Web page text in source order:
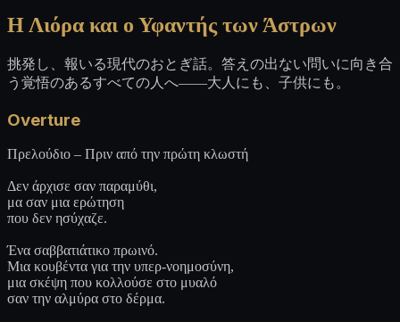
Η Λιόρα και ο Υφαντής των Άστρων
挑発し、報いる現代のおとぎ話。答えの出ない問いに向き合
う覚悟のあるすべての人へ——大人にも、子供にも。
Overture
Πρελούδιο – Πριν από την πρώτη κλωστή
Δεν άρχισε σαν παραμύθι,
μα σαν μια ερώτηση
που δεν ησύχαζε.
Ένα σαββατιάτικο πρωινό.
Μια κουβέντα για την υπερ-νοημοσύνη,
μια σκέψη που κολλούσε στο μυαλό
σαν την αλμύρα στο δέρμα.